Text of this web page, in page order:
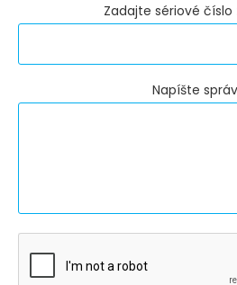
Zadajte sériové číslo
Napíšte